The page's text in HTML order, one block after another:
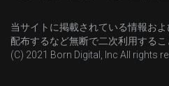
当サイトに掲載されている情報およ
配布するなど無断で二次利用する
(C) 2021 Born Digital, Inc All rights